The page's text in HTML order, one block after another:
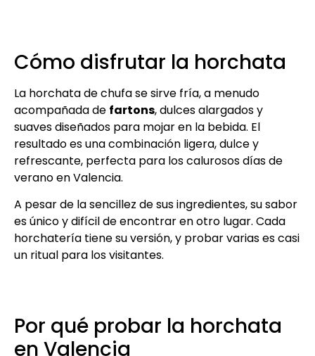
Cómo disfrutar la horchata
La horchata de chufa se sirve fría, a menudo
acompañada de fartons, dulces alargados y
suaves diseñados para mojar en la bebida. El
resultado es una combinación ligera, dulce y
refrescante, perfecta para los calurosos días de
verano en Valencia.
A pesar de la sencillez de sus ingredientes, su sabor
es único y difícil de encontrar en otro lugar. Cada
horchatería tiene su versión, y probar varias es casi
un ritual para los visitantes.
Por qué probar la horchata
en Valencia